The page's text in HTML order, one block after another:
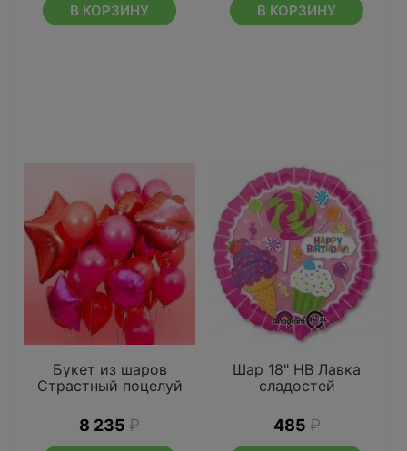
В КОРЗИНУ В КОРЗИНУ
Букет из шаров
Страстный поцелуй
8 235 ₽
Шар 18" HB Лавка
сладостей
485 ₽